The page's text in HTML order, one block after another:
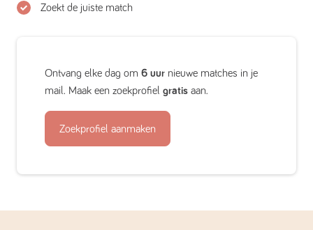
Zoekt de juiste match
Ontvang elke dag om 6 uur nieuwe matches in je
mail. Maak een zoekprofiel gratis aan.
Zoekprofiel aanmaken